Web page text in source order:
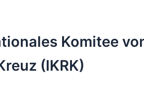
Komitee
(IKRK)